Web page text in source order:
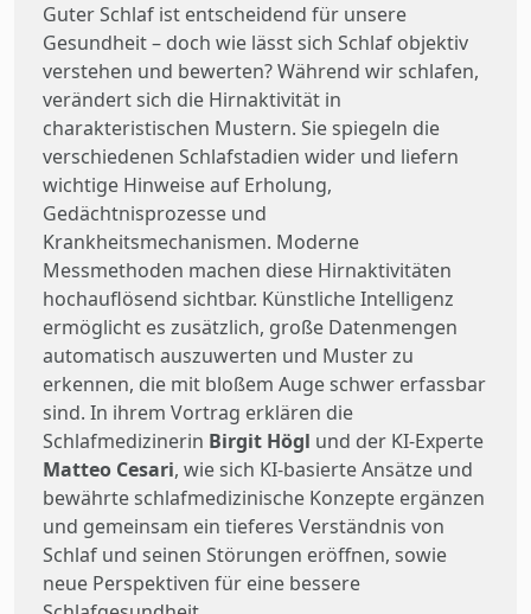
Guter Schlaf ist entscheidend für unsere
Gesundheit – doch wie lässt sich Schlaf objektiv
verstehen und bewerten? Während wir schlafen,
verändert sich die Hirnaktivität in
charakteristischen Mustern. Sie spiegeln die
verschiedenen Schlafstadien wider und liefern
wichtige Hinweise auf Erholung,
Gedächtnisprozesse und
Krankheitsmechanismen. Moderne
Messmethoden machen diese Hirnaktivitäten
hochauflösend sichtbar. Künstliche Intelligenz
ermöglicht es zusätzlich, große Datenmengen
automatisch auszuwerten und Muster zu
erkennen, die mit bloßem Auge schwer erfassbar
sind. In ihrem Vortrag erklären die
Schlafmedizinerin Birgit Högl und der KI-Experte
Matteo Cesari, wie sich KI-basierte Ansätze und
bewährte schlafmedizinische Konzepte ergänzen
und gemeinsam ein tieferes Verständnis von
Schlaf und seinen Störungen eröffnen, sowie
neue Perspektiven für eine bessere